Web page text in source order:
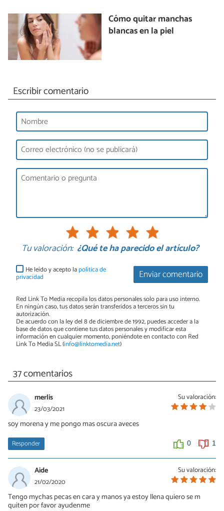
Cómo quitar manchas
blancas en la piel
Escribir comentario
Tu valoración: ¿Qué te ha parecido el artículo?
Enviar comentario
He leído y acepto lapolítica de
privacidad
Red Link To Media recopila los datos personales solo para uso interno.
En ningún caso, tus datos serán transferidos a terceros sin tu
autorización.
De acuerdo con la ley del 8 de diciembre de 1992, puedes acceder a la
base de datos que contiene tus datos personales y modificar esta
información en cualquier momento, poniéndote en contacto con Red
Link To Media SL (info@linktomedia.net)
37 comentarios
Su valoración:
merlis
23/03/2021
soy morena y me pongo mas oscura aveces
Responder 0 1
Su valoración:
Aide
21/02/2020
Tengo mychas pecas en cara y manos ya estoy llena quiero se m
quiten por favor ayudenme